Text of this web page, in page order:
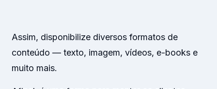
Assim, disponibilize diversos formatos de
conteúdo — texto, imagem, vídeos, e-books e
muito mais.